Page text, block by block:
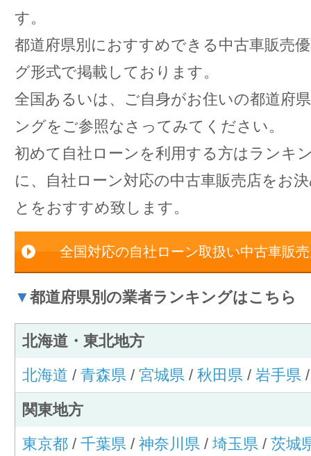
す。
都道府県別におすすめできる中古車販売
グ形式で掲載しております。
全国あるいは、ご自身がお住いの都道府
ングをご参照なさってみてください。
初めて自社ローンを利用する方はランキ
に、自社ローン対応の中古車販売店をお
とをおすすめ致します。
全国対応の自社ローン取扱い中古車販
▼ 都道府県別の業者ランキングはこちら
北海道・東北地方
北海道 / 青森県/ 宮城県/ 秋田県/ 岩手県
関東地方
東京都/ 千葉県/ 神奈川県/ 埼玉県/ 茨城